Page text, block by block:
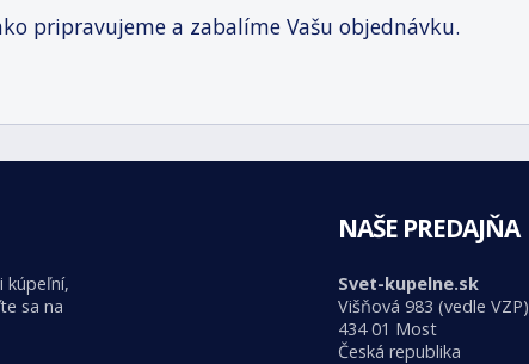
pripravujeme a zabalíme Vašu objednávku.
kúpeľní,
sa na
NAŠE PREDAJŇA
Svet-kupelne.sk
Višňová 983 (vedle VZP)
434 01 Most
Česká republika